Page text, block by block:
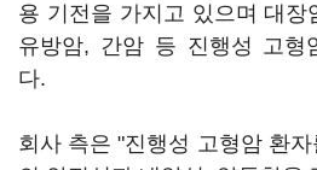
용 기전을 가지고 있으며 대장
유방암, 간암 등 진행성 고형
다.
회사 측은 "진행성 고형암 환